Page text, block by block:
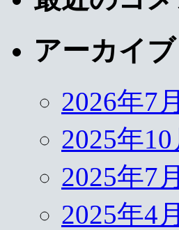
アーカイブ
2026年7月
2025年10
2025年7月
2025年4月